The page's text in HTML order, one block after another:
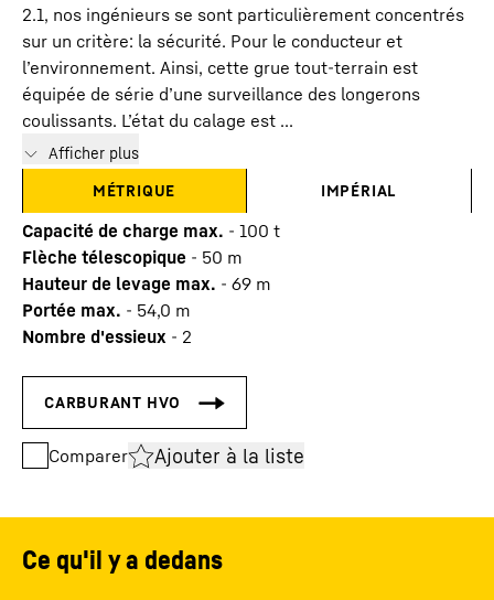
2.1, nos ingénieurs se sont particulièrement concentrés
sur un critère: la sécurité. Pour le conducteur et
l’environnement. Ainsi, cette grue tout-terrain est
équipée de série d’une surveillance des longerons
coulissants. L’état du calage est ...
Afficher plus
MÉTRIQUE
IMPÉRIAL
Capacité de charge max. - 100 t
Flèche télescopique - 50 m
Hauteur de levage max. - 69 m
Portée max. - 54,0 m
Nombre d'essieux - 2
Comparer Ajouter à la liste
Ce qu'il y a dedans